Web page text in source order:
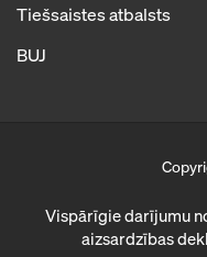
Tiešsaistes atbalsts
BUJ
Vispārīgie darījumu
aizsardzības